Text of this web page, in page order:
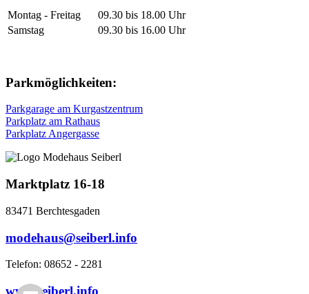
Montag - Freitag
09.30 bis 18.00 Uhr
Samstag
09.30 bis 16.00 Uhr
Parkmöglichkeiten:
Parkgarage am Kurgastzentrum
Parkplatz am Rathaus
Parkplatz Angergasse
Marktplatz 16-18
83471 Berchtesgaden
modehaus@seiberl.info
Telefon: 08652 - 2281
www.seiberl.info